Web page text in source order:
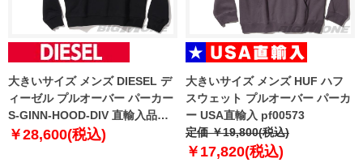
大きいサイズ メンズ DIESEL デ
ィーゼル プルオーバー パーカー
S-GINN-HOOD-DIV 直輸入品
a03757
￥28,600(税込)
大きいサイズ メンズ HUF ハフ
スウェット プルオーバー パーカ
ー USA直輸入 pf00573
定価 ￥19,800(税込)
￥17,820(税込)